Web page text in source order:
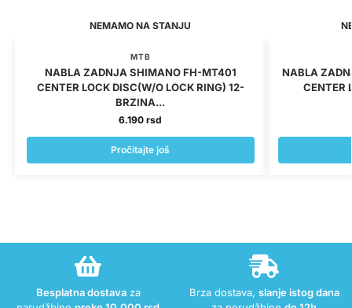
NEMAMO NA STANJU
MTB
NABLA ZADNJA SHIMANO FH-MT401
CENTER LOCK DISC(W/O LOCK RING) 12-
BRZINA...
6.190rsd
Pročitajte još
NABLA
CENTER
Besplatna dostavaza
Brza dostava, slanje istog dana